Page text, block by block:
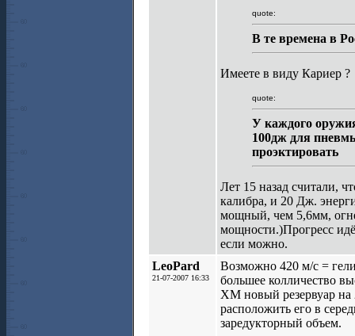
quote:
В те времена в
Имеете в виду Кариер ?
quote:
У каждого
100дж для
проэктировать
Лет 15 назад считали,
калибра, и 20 Дж.
мощный, чем 5,6мм,
мощности.)Прогресс
если можно.
LeoPard
21-07-2007 16:33
Возможно 420 м/с =
большее колличество
ХМ новый резервуар на
расположить его в
заредукторный объем.